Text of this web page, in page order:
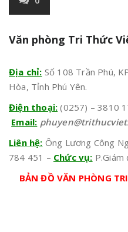
Văn phòng Tri Thức
Địa chỉ: Số 108 Trần Phú,
Hòa, Tỉnh Phú Yên.
Điện thoại: (0257) – 3810
Email:
Liên hệ: Ông Lương Công
784 451 – Chức vụ: P.Giám
BẢN ĐỒ VĂN PHÒNG